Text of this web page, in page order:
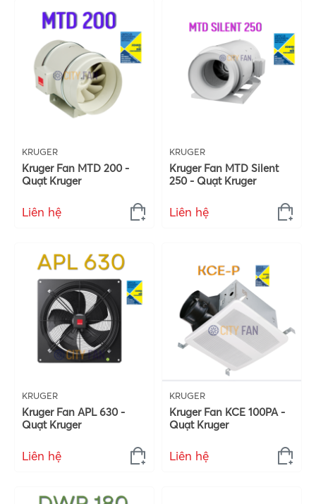
KRUGER
Kruger Fan MTD 200 -
Quạt Kruger
Liên hệ
KRUGER
Kruger Fan MTD Silent
250 - Quạt Kruger
Liên hệ
KRUGER
Kruger Fan APL 630 -
Quạt Kruger
Liên hệ
KRUGER
Kruger Fan KCE 100PA -
Quạt Kruger
Liên hệ